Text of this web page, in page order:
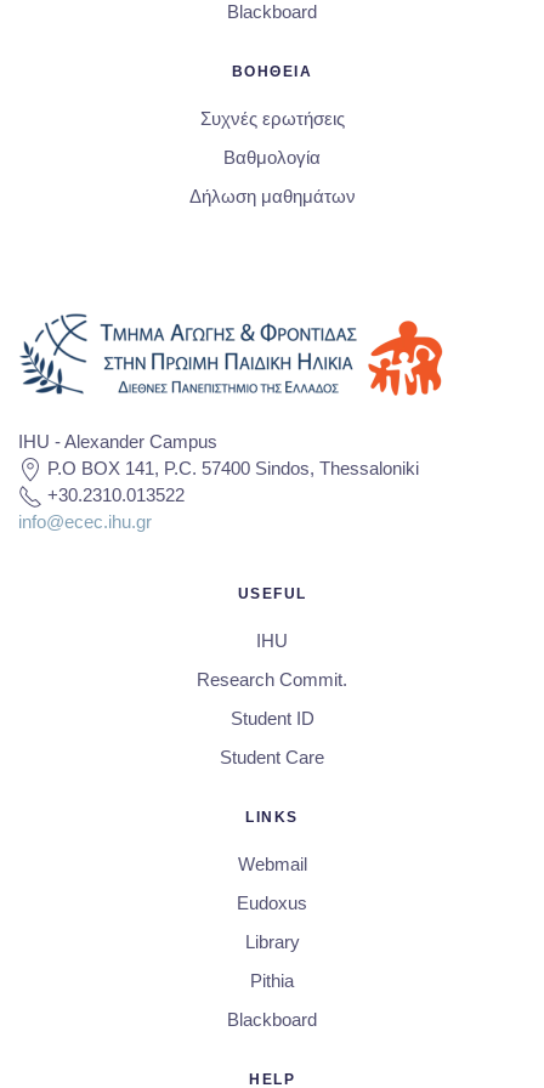
Blackboard
ΒΟΗΘΕΙΑ
Συχνές ερωτήσεις
Βαθμολογία
Δήλωση μαθημάτων
IHU - Alexander Campus
P.O BOX 141, P.C. 57400 Sindos, Thessaloniki
+30.2310.013522
info@ecec.ihu.gr
USEFUL
IHU
Research Commit.
Student ID
Student Care
LINKS
Webmail
Eudoxus
Library
Pithia
Blackboard
HELP